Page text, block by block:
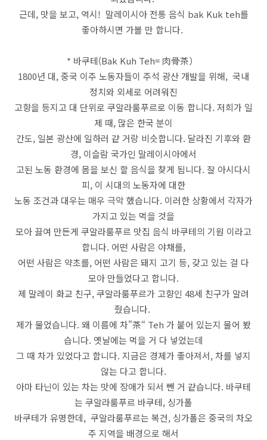
근데, 맛을 보고, 역시! 말레이시아 전통 음식 bak Kuk teh를
좋아하시면 가볼 만 합니다.
* 바쿠테(Bak Kuh Teh= 肉骨茶）
1800년 대, 중국 이주 노동자들이 주석 광산 개발을 위해, 국내
정치와 외세로 어려워진
고향을 등지고 대 단위로 쿠알라룸푸르로 이동 합니다. 저희가 일
제 때, 많은 한국 분이
간도, 일본 광산에 일하러 같 거랑 비슷합니다. 달라진 기후와 환
경, 이슬람 국가인 말레이시아에서
고된 노동 환경에 몸을 보신 할 음식을 찾게 됨니다. 잘 아시다시
피, 이 시대의 노동자에 대한
노동 조건과 대우는 매우 극악 했습니다. 이러한 상황에서 각자가
가지고 있는 먹을 것을
모아 끓여 만든게 쿠알라룸푸르 맛집 음식 바쿠테의 기원 이라고
합니다. 어떤 사람은 야채를,
어떤 사람은 약초를, 어떤 사람은 돼지 고기 등, 갖고 있는 걸 다
모아 만들었다고 합니다.
제 말레이 화교 친구, 쿠알라룸푸르가 고향인 48세 친구가 알려
줬습니다.
제가 물었습니다. 왜 이름에 차"茶“ Teh 가 붙어 있는지 물어 봤
습니다. 옛날에는 먹을 거 다 넣었는데
그 때 차가 있었다고 합니다. 지금은 경제가 좋아져서, 차를 넣지
않는 다고 합니다.
아마 타닌이 있는 차는 맛에 장애가 되서 뺀 거 같습니다. 바쿠테
는 쿠알라룸푸르 바쿠테, 싱가폴
바쿠테가 유명한데, 쿠알라룸푸르는 복건, 싱가폴은 중국의 차오
주 지역을 배경으로 해서